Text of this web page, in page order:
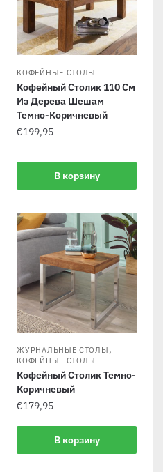
КОФЕЙНЫЕ СТОЛЫ
Кофейный Столик 110 См
Из Дерева Шешам
Темно-Коричневый
€199,95
В корзину
ЖУРНАЛЬНЫЕ СТОЛЫ ,
КОФЕЙНЫЕ СТОЛЫ
Кофейный Столик Темно-
Коричневый
€179,95
В корзину